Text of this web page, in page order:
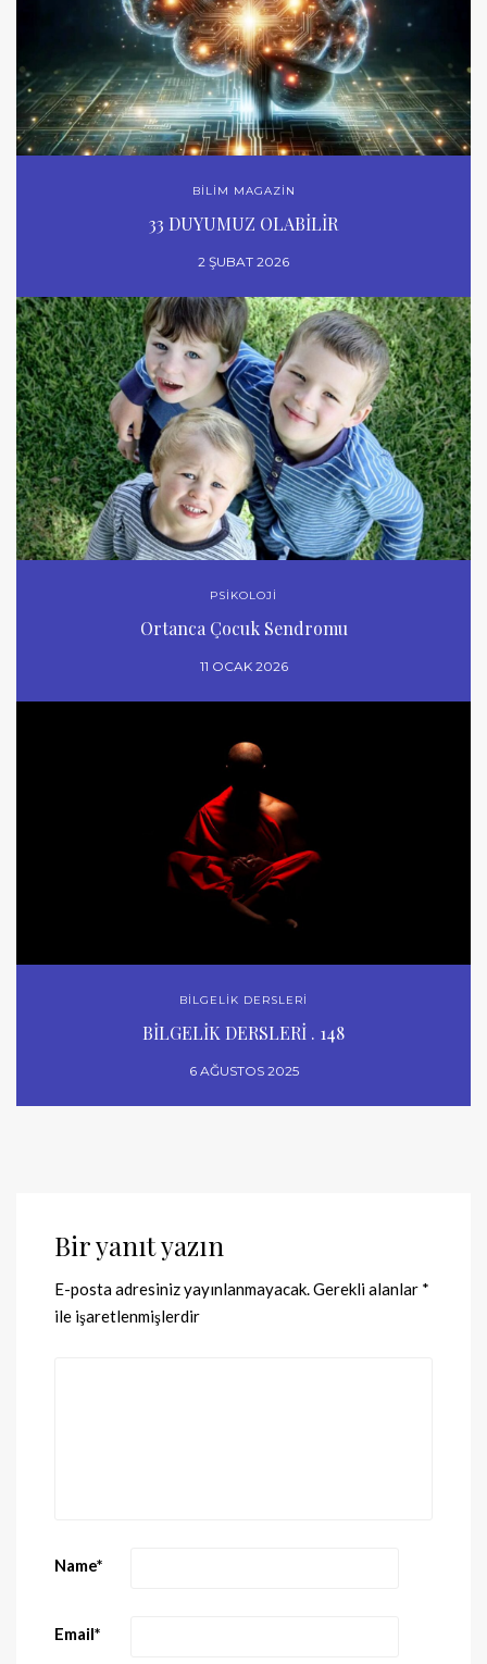
BİLİM MAGAZİN
33 DUYUMUZ OLABİLİR
2 ŞUBAT 2026
PSİKOLOJİ
Ortanca Çocuk Sendromu
11 OCAK 2026
BİLGELİK DERSLERİ
BİLGELİK DERSLERİ . 148
6 AĞUSTOS 2025
Bir yanıt yazın
E-posta adresiniz yayınlanmayacak.Gerekli alanlar *
ile işaretlenmişlerdir
Name*
Email*